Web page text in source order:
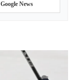
Google News